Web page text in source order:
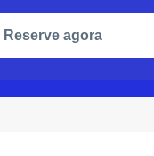
Reserve agora